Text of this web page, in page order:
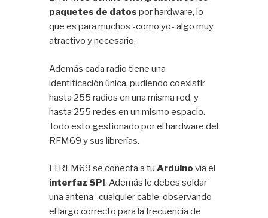
paquetes de datos por hardware, lo
que es para muchos -como yo- algo muy
atractivo y necesario.
Además cada radio tiene una
identificación única, pudiendo coexistir
hasta 255 radios en una misma red, y
hasta 255 redes en un mismo espacio.
Todo esto gestionado por el hardware del
RFM69 y sus librerías.
El RFM69 se conecta a tuArduino vía el
interfaz SPI. Además le debes soldar
una antena -cualquier cable, observando
el largo correcto para la frecuencia de